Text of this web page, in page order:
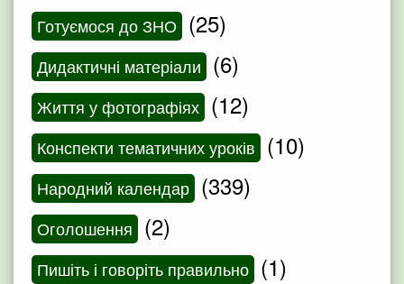
Готуємося до ЗНО (25)
Дидактичні матеріали (6)
Життя у фотографіях (12)
Конспекти тематичних уроків (10)
Народний календар (339)
Оголошення (2)
Пишіть і говоріть правильно (1)